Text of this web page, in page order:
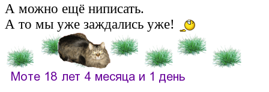
А можно ещё ниписать.
А то мы уже заждались уже!